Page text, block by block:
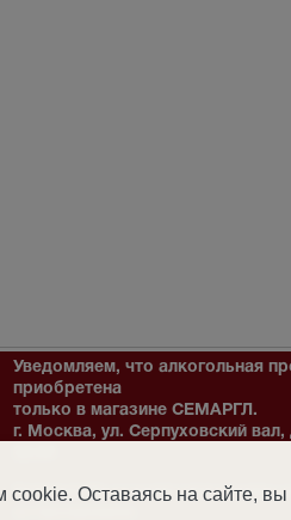
Уведомляем, что алкогольная
приобретена
только в магазине СЕМАРГЛ.
г. Москва, ул. Серпуховский
Внимание! Мы не можем гарантировать
cookie. Оставаясь на сайте, вы